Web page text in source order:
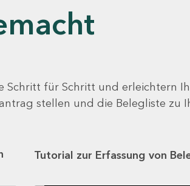
für Schritt und erleichtern
stellen und die Belegliste zu
Tutorial zur Erfassung von